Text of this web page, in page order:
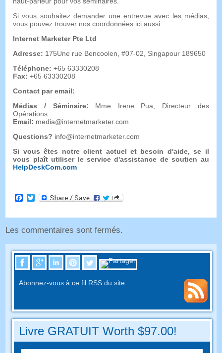
Si vous souhaitez demander une entrevue avec les médias,
vous pouvez trouver nos coordonnées ici aussi.
Internet Marketer Pte Ltd
Adresse: 175Une rue Bencoolen, #07-02, Singapour 189650
Téléphone: +65 63330208
Fax: +65 63330208
Contact par email:
Médias / Séminaire: Mme Irene Pua, Directeur des
Opérations
Email: media@internetmarketer.com
Questions? info@internetmarketer.com
Si vous êtes notre client actuel et besoin d'aide, se il
vous plaît utiliser le service d'assistance de soutien au
HelpDeskCom.com
Facebook
Twitter
Les commentaires sont fermés.
Abonnez-vous à ce fil RSS du site.
Livre GRATUIT Worth $97.00!